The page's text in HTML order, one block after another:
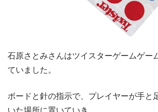
石原さとみさんはツイスターゲームゲー
ていました。
ボードと針の指示で、プレイヤーが手と
いた場所に置いていき、